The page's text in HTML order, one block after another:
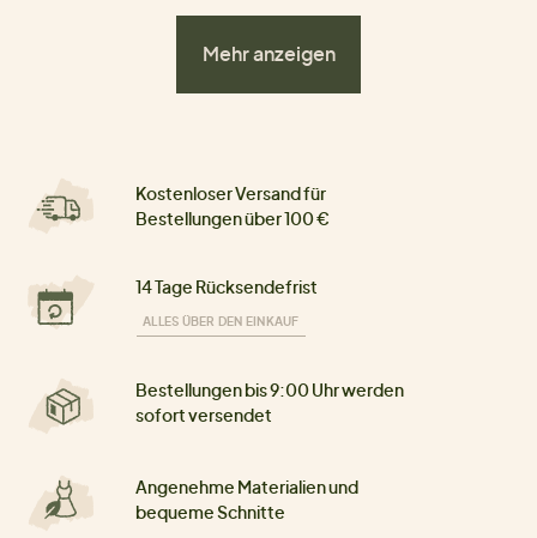
Mehr anzeigen
Kostenloser Versand für
Bestellungen über 100 €
14 Tage Rücksendefrist
ALLES ÜBER DEN EINKAUF
Bestellungen bis 9:00 Uhr werden
sofort versendet
Angenehme Materialien und
bequeme Schnitte